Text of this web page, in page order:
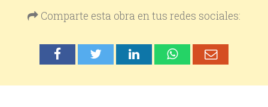
Comparte esta obra en tus redes sociales: